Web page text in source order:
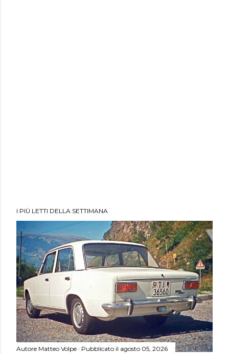
I PIÙ LETTI DELLA SETTIMANA
Autore Matteo Volpe Pubblicato il agosto 05, 2026